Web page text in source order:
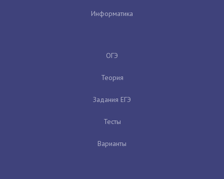
Информатика
ОГЭ
Теория
Задания ЕГЭ
Тесты
Варианты